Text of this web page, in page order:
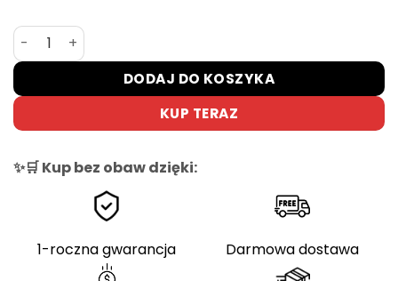
ilość Kross Trans Hybrid Prestige 630 – E-bike
DODAJ DO KOSZYKA
KUP TERAZ
✨🛒 Kup bez obaw dzięki:
1-roczna gwarancja Darmowa dostawa